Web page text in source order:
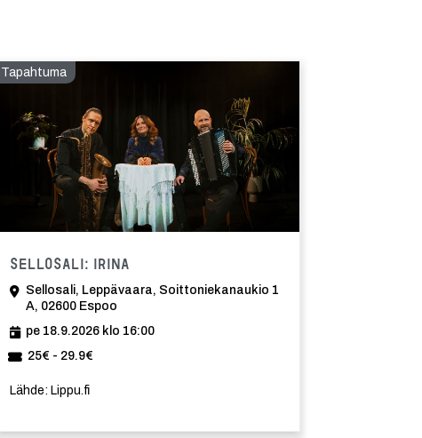
Tapahtuma
Sellosali: Irina
Sellosali, Leppävaara, Soittoniekanaukio 1
A, 02600 Espoo
pe 18.9.2026 klo 16:00
25€ - 29.9€
Lähde: Lippu.fi